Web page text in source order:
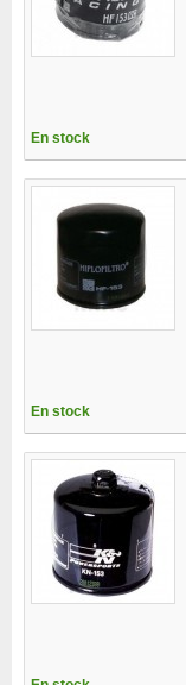
En stock
En stock